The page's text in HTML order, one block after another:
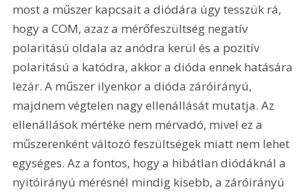
most a műszer kapcsait a diódára úgy tesszük rá,
hogy a COM, azaz a mérőfeszültség negatív
polaritású oldala az anódra kerül és a pozitív
polaritású a katódra, akkor a dióda ennek hatására
lezár. A műszer ilyenkor a dióda záróirányú,
majdnem végtelen nagy ellenállását mutatja. Az
ellenállások mértéke nem mérvadó, mivel ez a
műszerenként változó feszültségek miatt nem lehet
egységes. Az a fontos, hogy a hibátlan diódáknál a
nyitóirányú mérésnél mindig kisebb, a záróirányú